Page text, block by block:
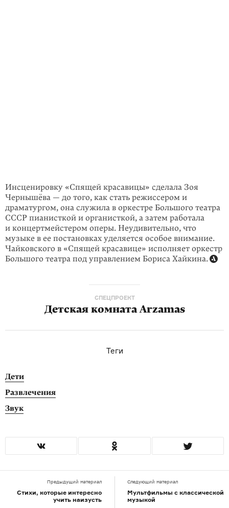
Инсценировку «Спящей красавицы» сделала Зоя
Чернышёва — до того, как стать режиссером и
драматургом, она служила в оркестре Большого театра
СССР пианисткой и органисткой, а затем работала
и концерт­мейстером оперы. Неудивительно, что
музыке в ее постанов­ках уделяется особое внимание.
Чайковского в «Спящей красавице» исполняет оркестр
Большого театра под управлением Бориса Хайкина.
СПЕЦПРОЕКТ
Детская комната Arzamas
Теги
Дети
Развлечения
Звук
Предыдущий материал
Стихи, которые интересно
учить наизусть
Следующий материал
Мультфильмы с классической
музыкой